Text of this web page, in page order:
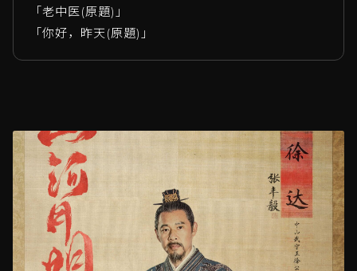
「老中医(原題)」
「你好，昨天(原題)」